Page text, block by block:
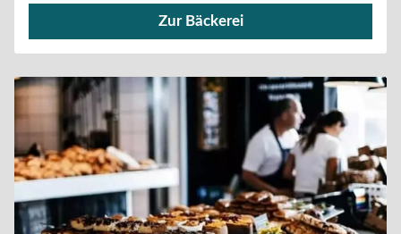
Verkauf von Brötchen,
Zur Bäckerei